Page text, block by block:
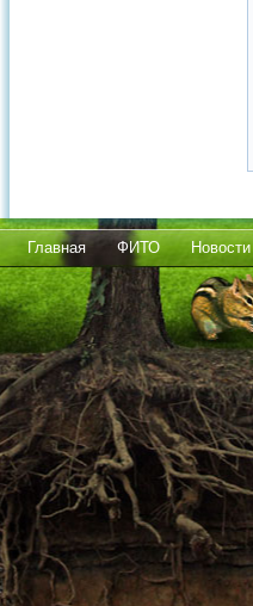
Главная ФИТО Новости